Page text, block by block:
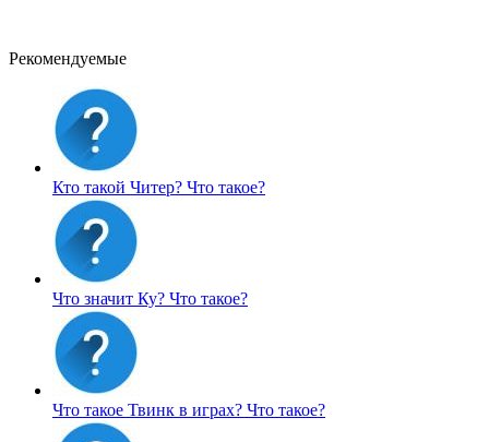
Рекомендуемые
Кто такой Читер? Что такое?
Что значит Ку? Что такое?
Что такое Твинк в играх? Что такое?